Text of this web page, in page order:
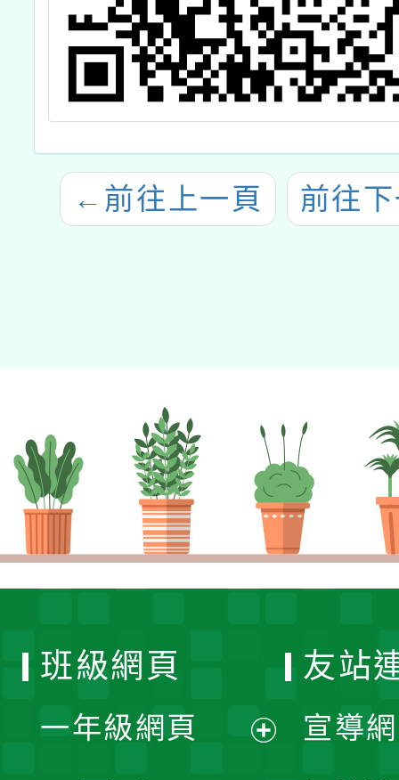
← 前往上一頁 前往
班級網頁
一年級網頁
友站
宣導